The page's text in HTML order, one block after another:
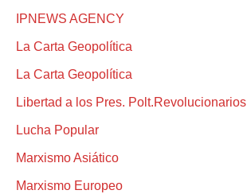
IPNEWS AGENCY
La Carta Geopolítica
La Carta Geopolítica
Libertad a los Pres. Polt.Revolucionarios
Lucha Popular
Marxismo Asiático
Marxismo Europeo